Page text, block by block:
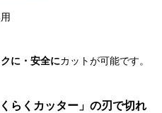
に・安全にカットが可能です。
らくカッター」の刃で切れ